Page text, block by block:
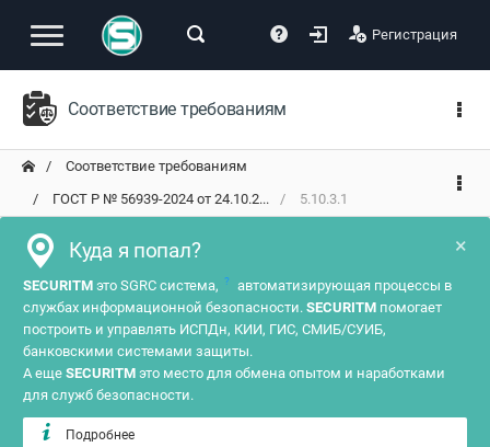
Регистрация
Соответствие требованиям
Соответствие требованиям
ГОСТ Р № 56939-2024 от 24.10.2...
5.10.3.1
×
Куда я попал?
SECURITM это SGRC система, ?
автоматизирующая процессы в
службах информационной безопасности. SECURITM помогает
построить и управлять ИСПДн, КИИ, ГИС, СМИБ/СУИБ,
банковскими системами защиты.
А еще SECURITM это место для обмена опытом и наработками
для служб безопасности.
Подробнее